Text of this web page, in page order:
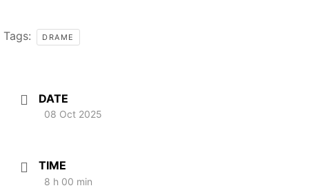
Tags: DRAME
DATE
08 Oct 2025
TIME
8 h 00 min